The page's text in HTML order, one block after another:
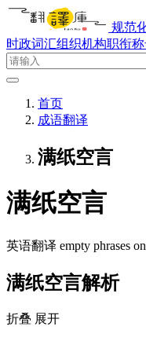
规范
时政词汇组织机构职衔
首页
成语翻译
满纸空言
满纸空言
英语翻译 empty phrases
满纸空言解析
折叠 展开